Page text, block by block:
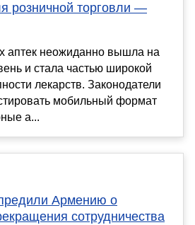
розничной торговли —
аптек неожиданно вышла на
и стала частью широкой
лекарств. Законодатели
мобильный формат
а...
Армению о
сотрудничества